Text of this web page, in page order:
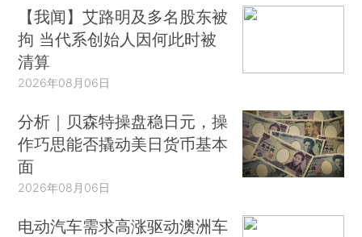
【我闻】艾路明及多名股东被
拘 当代系创始人因何此时被
清算
2026年08月06日
分析｜贝森特操盘稳日元，操
作巧思能否撬动美日货币基本
面
2026年08月06日
电动汽车需求高涨驱动澳洲车